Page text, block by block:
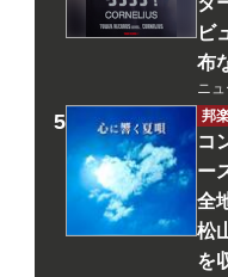
ビ
布
ニ
邦
コ
ー
全
松
を